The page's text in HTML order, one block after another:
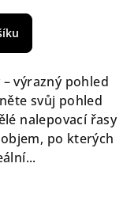
výrazný pohled
svůj pohled
nalepovací řasy
po kterých